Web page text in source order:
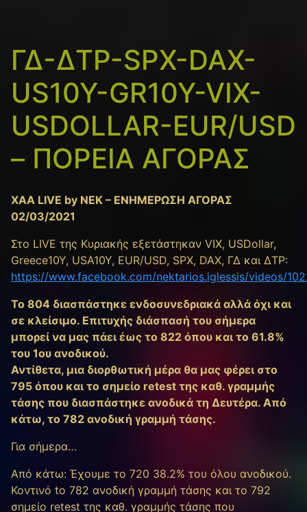
ΓΔ-ΔΤΡ-SPX-DAX-
US10Y-GR10Y-VIX-
USDOLLAR-EUR/USD
– ΠΟΡΕΙΑ ΑΓΟΡΑΣ
XAA LIVE by NEK – ΕΝΗΜΕΡΩΣΗ ΑΓΟΡΑΣ
02/03/2021
Στο LIVE της Κυριακής εξετάστηκαν VIX, USDollar,
Greece10Y, USA10Y, EUR/USD, SPX, DAX, ΓΔ και ΔΤΡ:
https://www.facebook.com/nektarios.iglessis/videos/
To 804 διασπάστηκε ενδοσυνεδριακά αλλά όχι και
σε κλείσιμο. Επιτυχής διάσπασή του σήμερα
μπορεί να μας πάει έως το 822 όπου και το 61.8%
του 1ου ανοδικού.
Αντίθετα, μια διορθωτική μέρα θα μας φέρει στο
795 όπου και το σημείο retest της καθ. γραμμής
τάσης που διασπάστηκε ανοδικά τη Δευτέρα. Από
κάτω, το 782 ανοδική γραμμή τάσης.
Για σήμερα…
Από κάτω: Έχουμε τo 720 38.2% του όλου ανοδικού.
Κοντινό to 782 ανοδική γραμμή τάσης και το 792
σημείο retest της καθ. γραμμής τάσης που